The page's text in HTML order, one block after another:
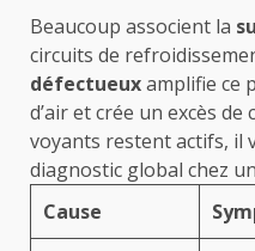
Beaucoup associent la
circuits de
défectueuxamplifie ce
d’air et crée un excès
voyants restent actifs, il
diagnostic global chez
Cause